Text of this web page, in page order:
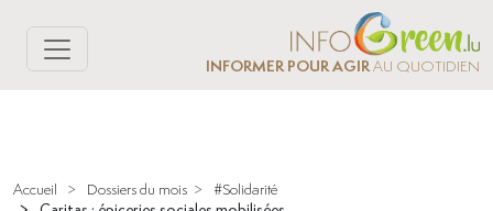
INFORMER POUR AGIRAU QUOTIDIEN
Accueil > Dossiers du mois > #Solidarité